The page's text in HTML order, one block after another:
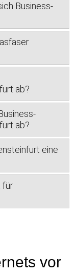
Business-
ab?
ab?
eine
für
vor